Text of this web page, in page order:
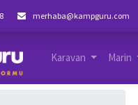
merhaba@kampguru.com
Karavan Marin